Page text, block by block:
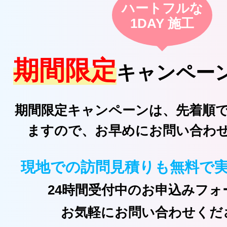
ハートフルな
1DAY 施工
期間限定キャンペー
期間限定キャンペーンは、先着順
ますので、お早めにお問い合わ
現地での訪問見積りも無料で
24時間受付中のお申込みフォ
お気軽にお問い合わせくだ